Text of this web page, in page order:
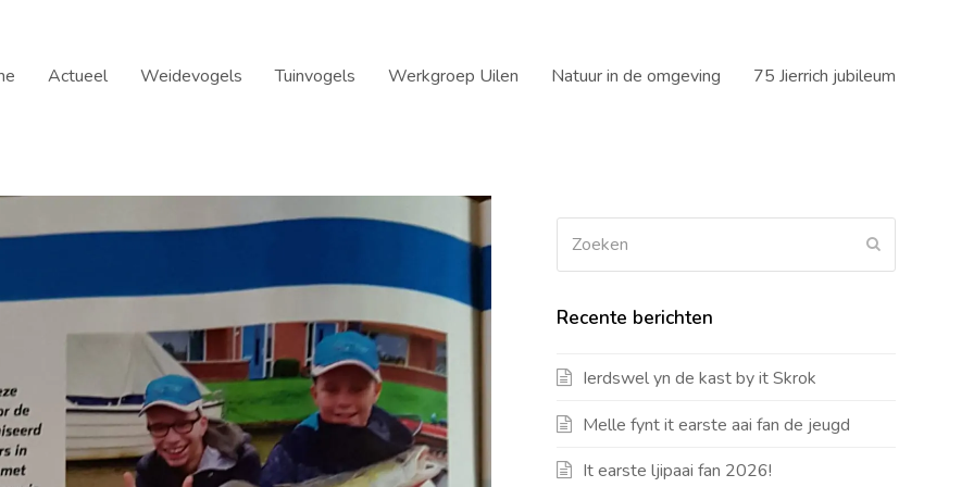
Actueel Weidevogels Tuinvogels Werkgroep Uilen Natuur in de omgeving 75 Jierrich jubileum
Recente berichten
Ierdswel yn de kast by it Skrok
Melle fynt it earste aai fan de jeugd
It earste ljipaai fan 2026!